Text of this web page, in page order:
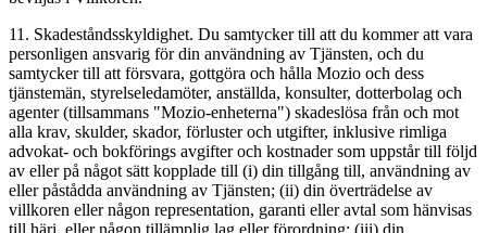
11. Skadeståndsskyldighet. Du samtycker till att du kommer att vara
personligen ansvarig för din användning av Tjänsten, och du
samtycker till att försvara, gottgöra och hålla Mozio och dess
tjänstemän, styrelseledamöter, anställda, konsulter, dotterbolag och
agenter (tillsammans "Mozio-enheterna") skadeslösa från och mot
alla krav, skulder, skador, förluster och utgifter, inklusive rimliga
advokat- och bokförings avgifter och kostnader som uppstår till följd
av eller på något sätt kopplade till (i) din tillgång till, användning av
eller påstådda användning av Tjänsten; (ii) din överträdelse av
villkoren eller någon representation, garanti eller avtal som hänvisas
till häri, eller någon tillämplig lag eller förordning; (iii) din